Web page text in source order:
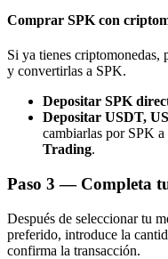
Referencia
Invita a un amigo
Deposit CASHCAT & Win
Comprar SPK con
Si ya tienes criptomonedas,
y convertirlas a SPK.
Depositar SPK
Depositar USDT,
cambiarlas por SPK a
Trading.
Paso 3 — Completa
Después de seleccionar tu
preferido, introduce la
confirma la transacción.